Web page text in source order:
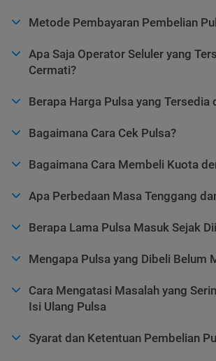
Metode Pembayaran Pembelian
Apa Saja Operator Seluler yang
Cermati?
Berapa Harga Pulsa yang Tersedia
Bagaimana Cara Cek Pulsa?
Bagaimana Cara Membeli Kuota
Apa Perbedaan Masa Tenggang
Berapa Lama Pulsa Masuk Sejak
Mengapa Pulsa yang Dibeli Belum
Cara Mengatasi Masalah yang
Isi Ulang Pulsa
Syarat dan Ketentuan Pembelian